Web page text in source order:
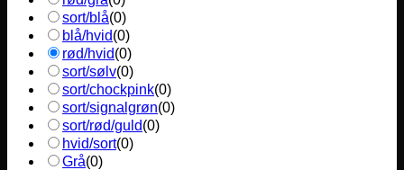
sort/blå(0)
blå/hvid(0)
rød/hvid(0)
sort/sølv(0)
sort/chockpink(0)
sort/signalgrøn(0)
sort/rød/guld(0)
hvid/sort(0)
Grå(0)